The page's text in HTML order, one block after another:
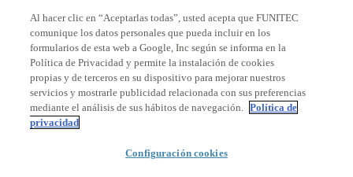
Miembro de
Acreditaciones
© 2026 La Salle Campus Barcelona - URL |
Al hacer clic en “Aceptarlas todas”, usted acepta que FUNITEC
comunique los datos personales que pueda incluir en los
formularios de esta web a Google, Inc según se informa en la
Política de Privacidad y permite la instalación de cookies
propias y de terceros en su dispositivo para mejorar nuestros
servicios y mostrarle publicidad relacionada con sus preferencias
mediante el análisis de sus hábitos de navegación. Política de
privacidad
Configuración cookies